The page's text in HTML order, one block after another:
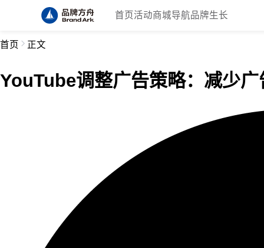
首页 活动商城导航品牌生长
首页 正文
YouTube调整广告策略：减少